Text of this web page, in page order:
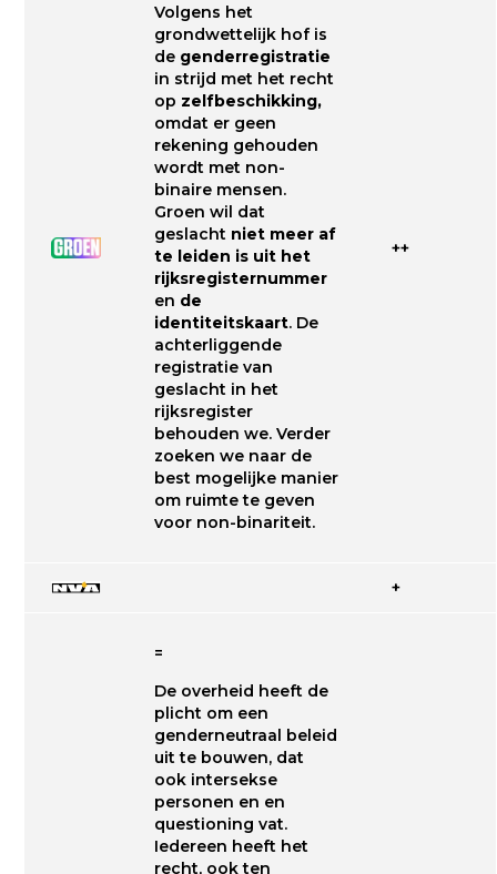
Volgens het
grondwettelijk hof is
de genderregistratie
in strijd met het recht
op zelfbeschikking,
omdat er geen
rekening gehouden
wordt met non-
binaire mensen.
Groen wil dat
geslacht niet meer af
te leiden is uit het
rijksregisternummer
en de
identiteitskaart. De
achterliggende
registratie van
geslacht in het
rijksregister
behouden we. Verder
zoeken we naar de
best mogelijke manier
om ruimte te geven
voor non-binariteit.
++
+
=
De overheid heeft de
plicht om een
genderneutraal beleid
uit te bouwen, dat
ook intersekse
personen en en
questioning vat.
Iedereen heeft het
recht, ook ten